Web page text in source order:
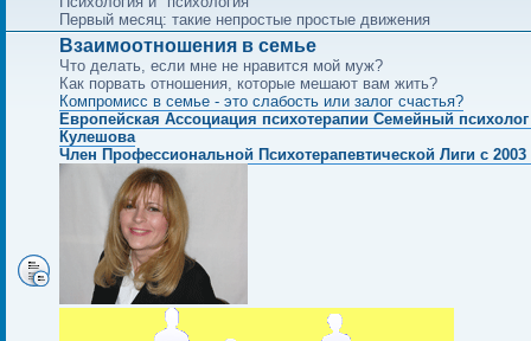
Первый месяц: такие непростые простые движения
Взаимоотношения в семье
Что делать, если мне не нравится мой муж?
Как порвать отношения, которые мешают вам жить?
Компромисс в семье - это слабость или залог счастья?
Европейская Ассоциация психотерапии Семейный
Кулешова
Член Профессиональной Психотерапевтической Лиги с 2003